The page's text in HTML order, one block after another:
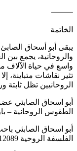
⸻
الخاتمة
يبقى أبو أسحاق
والروحانية، يجمع بين
واسع في حياة الآلاف
تثير نقاشات متباينة،
الروحانيين تظل ثابتة
أبو اسحاق الصابئي
الطقوس الروحانية – باريس
أبو اسحاق الصابئي
الفلسفة الروحية 00447877412089